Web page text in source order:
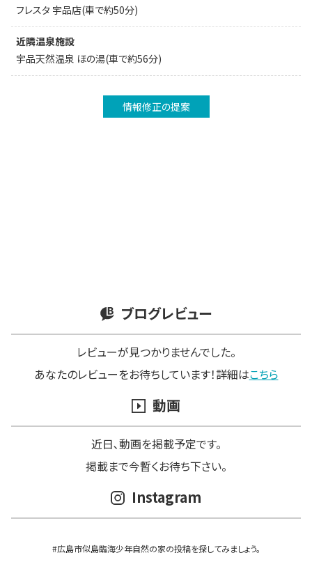
フレスタ 宇品店(車で約50分)
近隣温泉施設
宇品天然温泉 ほの湯(車で約56分)
情報修正の提案
ブログレビュー
レビューが見つかりませんでした。
あなたのレビューをお待ちしています！詳細はこちら
動画
近日､動画を掲載予定です。
掲載まで今暫くお待ち下さい。
Instagram
#広島市似島臨海少年自然の家の投稿を探してみましょう。